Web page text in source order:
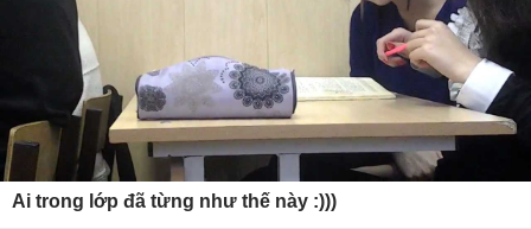
Ai trong lớp đã từng như thế này :)))